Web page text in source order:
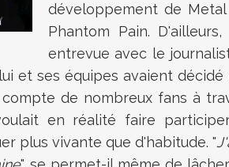
développement de
Phantom Pain.
entrevue avec le
et ses équipes avaient
de nombreux fans à
en réalité faire
plus vivante que d'habitude. "